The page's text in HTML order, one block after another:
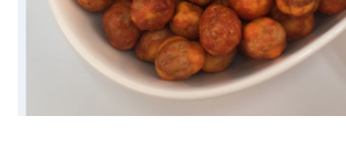
MOQ: 1X20'FCL
30 দিনের মধ্যে (লোডিং বন্দরে: সাংহাই,
নমুনা: সহজলভ্য